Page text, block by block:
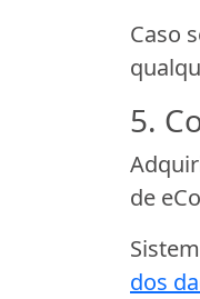
Caso
5.
de
dos